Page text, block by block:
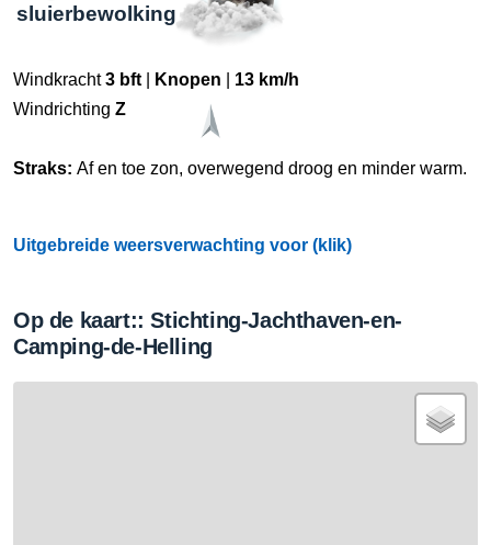
sluierbewolking
Windkracht3 bft Knopen
13 km/h
Windrichting Z
Straks: Af en toe zon, overwegend droog en minder warm.
Uitgebreide weersverwachting voor (klik)
Op de kaart:: Stichting-Jachthaven-en-
Camping-de-Helling